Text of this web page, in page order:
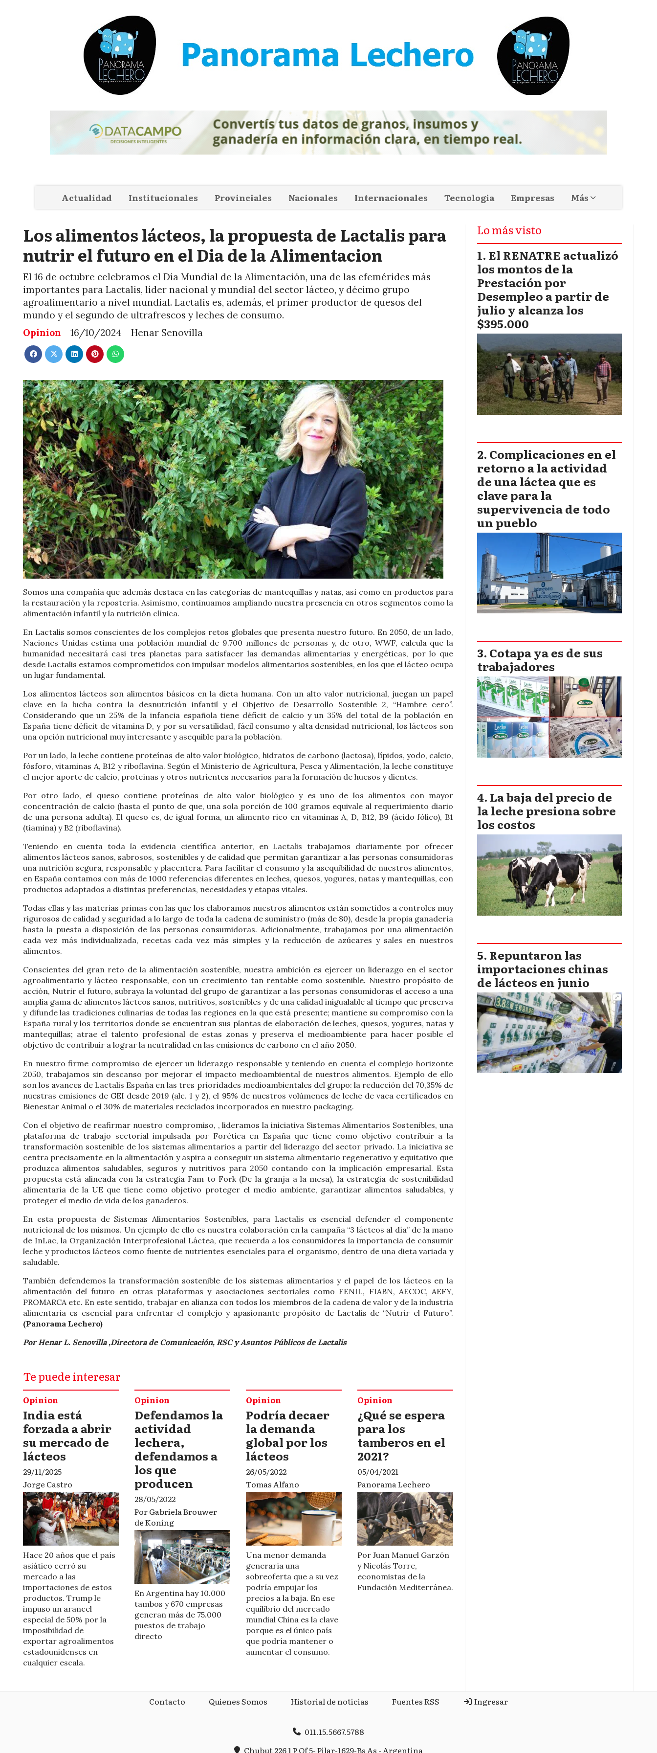
Actualidad Institucionales Provinciales Nacionales Internacionales Tecnologia Empresas Más
Los alimentos lácteos, la propuesta de Lactalis para
nutrir el futuro en el Dia de la Alimentacion
El 16 de octubre celebramos el Día Mundial de la Alimentación, una de las efemérides más
importantes para Lactalis, líder nacional y mundial del sector lácteo, y décimo grupo
agroalimentario a nivel mundial. Lactalis es, además, el primer productor de quesos del
mundo y el segundo de ultrafrescos y leches de consumo.
Opinion
16/10/2024 Henar Senovilla
Somos una compañía que además destaca en las categorías de mantequillas y natas, así como en productos para
la restauración y la repostería. Asimismo, continuamos ampliando nuestra presencia en otros segmentos como la
alimentación infantil y la nutrición clínica.
En Lactalis somos conscientes de los complejos retos globales que presenta nuestro futuro. En 2050, de un lado,
Naciones Unidas estima una población mundial de 9.700 millones de personas y, de otro, WWF, calcula que la
humanidad necesitará casi tres planetas para satisfacer las demandas alimentarias y energéticas, por lo que
desde Lactalis estamos comprometidos con impulsar modelos alimentarios sostenibles, en los que el lácteo ocupa
un lugar fundamental.
Los alimentos lácteos son alimentos básicos en la dieta humana. Con un alto valor nutricional, juegan un papel
clave en la lucha contra la desnutrición infantil y el Objetivo de Desarrollo Sostenible 2, “Hambre cero”.
Considerando que un 25% de la infancia española tiene déficit de calcio y un 35% del total de la población en
España tiene déficit de vitamina D, y por su versatilidad, fácil consumo y alta densidad nutricional, los lácteos son
una opción nutricional muy interesante y asequible para la población.
Por un lado, la leche contiene proteínas de alto valor biológico, hidratos de carbono (lactosa), lípidos, yodo, calcio,
fósforo, vitaminas A, B12 y riboflavina. Según el Ministerio de Agricultura, Pesca y Alimentación, la leche constituye
el mejor aporte de calcio, proteínas y otros nutrientes necesarios para la formación de huesos y dientes.
Por otro lado, el queso contiene proteínas de alto valor biológico y es uno de los alimentos con mayor
concentración de calcio (hasta el punto de que, una sola porción de 100 gramos equivale al requerimiento diario
de una persona adulta). El queso es, de igual forma, un alimento rico en vitaminas A, D, B12, B9 (ácido fólico), B1
(tiamina) y B2 (riboflavina).
Teniendo en cuenta toda la evidencia científica anterior, en Lactalis trabajamos diariamente por ofrecer
alimentos lácteos sanos, sabrosos, sostenibles y de calidad que permitan garantizar a las personas consumidoras
una nutrición segura, responsable y placentera. Para facilitar el consumo y la asequibilidad de nuestros alimentos,
en España contamos con más de 1000 referencias diferentes en leches, quesos, yogures, natas y mantequillas, con
productos adaptados a distintas preferencias, necesidades y etapas vitales.
Todas ellas y las materias primas con las que los elaboramos nuestros alimentos están sometidos a controles muy
rigurosos de calidad y seguridad a lo largo de toda la cadena de suministro (más de 80), desde la propia ganadería
hasta la puesta a disposición de las personas consumidoras. Adicionalmente, trabajamos por una alimentación
cada vez más individualizada, recetas cada vez más simples y la reducción de azúcares y sales en nuestros
alimentos.
Conscientes del gran reto de la alimentación sostenible, nuestra ambición es ejercer un liderazgo en el sector
agroalimentario y lácteo responsable, con un crecimiento tan rentable como sostenible. Nuestro propósito de
acción, Nutrir el futuro, subraya la voluntad del grupo de garantizar a las personas consumidoras el acceso a una
amplia gama de alimentos lácteos sanos, nutritivos, sostenibles y de una calidad inigualable al tiempo que preserva
y difunde las tradiciones culinarias de todas las regiones en la que está presente; mantiene su compromiso con la
España rural y los territorios donde se encuentran sus plantas de elaboración de leches, quesos, yogures, natas y
mantequillas; atrae el talento profesional de estas zonas y preserva el medioambiente para hacer posible el
objetivo de contribuir a lograr la neutralidad en las emisiones de carbono en el año 2050.
En nuestro firme compromiso de ejercer un liderazgo responsable y teniendo en cuenta el complejo horizonte
2050, trabajamos sin descanso por mejorar el impacto medioambiental de nuestros alimentos. Ejemplo de ello
son los avances de Lactalis España en las tres prioridades medioambientales del grupo: la reducción del 70,35% de
nuestras emisiones de GEI desde 2019 (alc. 1 y 2), el 95% de nuestros volúmenes de leche de vaca certificados en
Bienestar Animal o el 30% de materiales reciclados incorporados en nuestro packaging.
Con el objetivo de reafirmar nuestro compromiso, , lideramos la iniciativa Sistemas Alimentarios Sostenibles, una
plataforma de trabajo sectorial impulsada por Forética en España que tiene como objetivo contribuir a la
transformación sostenible de los sistemas alimentarios a partir del liderazgo del sector privado. La iniciativa se
centra precisamente en la alimentación y aspira a conseguir un sistema alimentario regenerativo y equitativo que
produzca alimentos saludables, seguros y nutritivos para 2050 contando con la implicación empresarial. Esta
propuesta está alineada con la estrategia Fam to Fork (De la granja a la mesa), la estrategia de sostenibilidad
alimentaria de la UE que tiene como objetivo proteger el medio ambiente, garantizar alimentos saludables, y
proteger el medio de vida de los ganaderos.
En esta propuesta de Sistemas Alimentarios Sostenibles, para Lactalis es esencial defender el componente
nutricional de los mismos. Un ejemplo de ello es nuestra colaboración en la campaña “3 lácteos al día” de la mano
de InLac, la Organización Interprofesional Láctea, que recuerda a los consumidores la importancia de consumir
leche y productos lácteos como fuente de nutrientes esenciales para el organismo, dentro de una dieta variada y
saludable.
También defendemos la transformación sostenible de los sistemas alimentarios y el papel de los lácteos en la
alimentación del futuro en otras plataformas y asociaciones sectoriales como FENIL, FIABN, AECOC, AEFY,
PROMARCA etc. En este sentido, trabajar en alianza con todos los miembros de la cadena de valor y de la industria
alimentaria es esencial para enfrentar el complejo y apasionante propósito de Lactalis de “Nutrir el Futuro”.
(Panorama Lechero)
Por Henar L. Senovilla ,Directora de Comunicación, RSC y Asuntos Públicos de Lactalis
Te puede interesar
India está
forzada a abrir
su mercado de
lácteos
Jorge Castro
Opinion
29/11/2025
Hace 20 años que el país
asiático cerró su
mercado a las
importaciones de estos
productos. Trump le
impuso un arancel
especial de 50% por la
imposibilidad de
exportar agroalimentos
estadounidenses en
cualquier escala.
Defendamos la
actividad
lechera,
defendamos a
los que
producen
Por Gabriela Brouwer
de Koning
Opinion
28/05/2022
En Argentina hay 10.000
tambos y 670 empresas
generan más de 75.000
puestos de trabajo
directo
Podría decaer
la demanda
global por los
lácteos
Tomas Alfano
Opinion
26/05/2022
Una menor demanda
generaría una
sobreoferta que a su vez
podría empujar los
precios a la baja. En ese
equilibrio del mercado
mundial China es la clave
porque es el único país
que podría mantener o
aumentar el consumo.
¿Qué se espera
para los
tamberos en el
2021?
Panorama Lechero
Opinion
05/04/2021
Por Juan Manuel Garzón
y Nicolás Torre,
economistas de la
Fundación Mediterránea.
Lo más visto
El RENATRE actualizó
los montos de la
Prestación por
Desempleo a partir de
julio y alcanza los
$395.000
Complicaciones en el
retorno a la actividad
de una láctea que es
clave para la
supervivencia de todo
un pueblo
Cotapa ya es de sus
trabajadores
La baja del precio de
la leche presiona sobre
los costos
Repuntaron las
importaciones chinas
de lácteos en junio
Contacto Quienes Somos Historial de noticias Fuentes RSS Ingresar
011.15.5667.5788
Chubut 226 1 P Of 5- Pilar-1629-Bs As - Argentina